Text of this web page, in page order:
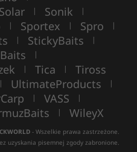
Solar | Sonik |
| Sportex | Spro |
| StickyBaits |
|
| Tica | Tiross
| UltimateProducts |
| VASS |
| WileyX
- Wszelkie prawa zastrzeżone.
uzyskania pisemnej zgody zabronione.